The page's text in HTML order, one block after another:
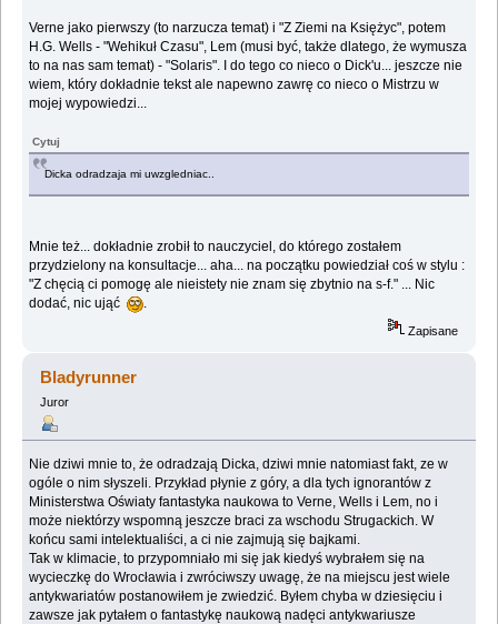
Verne jako pierwszy (to narzucza temat) i "Z Ziemi na Księżyc", potem
H.G. Wells - "Wehikuł Czasu", Lem (musi być, także dlatego, że wymusza
to na nas sam temat) - "Solaris". I do tego co nieco o Dick'u... jeszcze nie
wiem, który dokładnie tekst ale napewno zawrę co nieco o Mistrzu w
mojej wypowiedzi...
Cytuj
Dicka odradzaja mi uwzgledniac..
Mnie też... dokładnie zrobił to nauczyciel, do którego zostałem
przydzielony na konsultacje... aha... na początku powiedział coś w stylu :
"Z chęcią ci pomogę ale nieistety nie znam się zbytnio na s-f." ... Nic
dodać, nic ująć
.
Zapisane
Bladyrunner
Juror
Nie dziwi mnie to, że odradzają Dicka, dziwi mnie natomiast fakt, ze w
ogóle o nim słyszeli. Przykład płynie z góry, a dla tych ignorantów z
Ministerstwa Oświaty fantastyka naukowa to Verne, Wells i Lem, no i
może niektórzy wspomną jeszcze braci za wschodu Strugackich. W
końcu sami intelektualiści, a ci nie zajmują się bajkami.
Tak w klimacie, to przypomniało mi się jak kiedyś wybrałem się na
wycieczkę do Wrocławia i zwróciwszy uwagę, że na miejscu jest wiele
antykwariatów postanowiłem je zwiedzić. Byłem chyba w dziesięciu i
zawsze jak pytałem o fantastykę naukową nadęci antykwariusze